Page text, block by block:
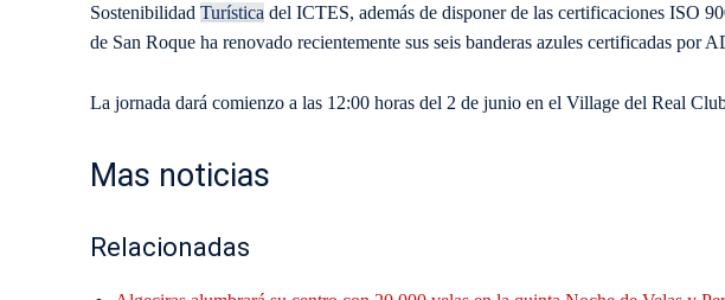
Sostenibilidad Turística del ICTES, además de disponer de las certificaciones ISO
de San Roque ha renovado recientemente sus seis banderas azules certificadas por
La jornada dará comienzo a las 12:00 horas del 2 de junio en el Village del Real
Mas noticias
Relacionadas